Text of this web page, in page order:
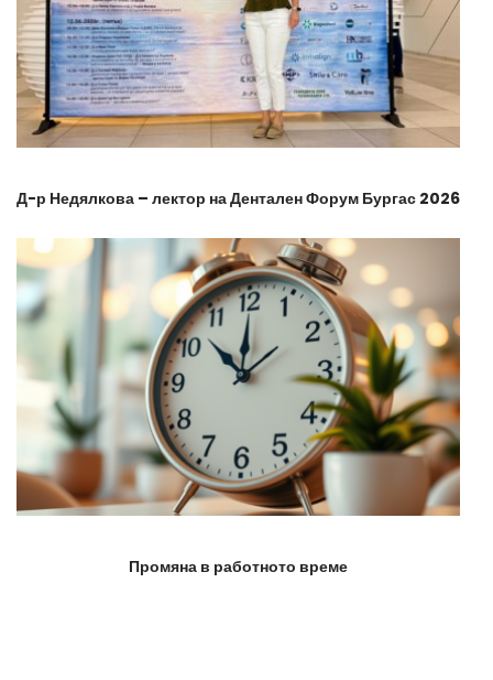
Д-р Недялкова – лектор на Дентален Форум Бургас 2026
Промяна в работното време